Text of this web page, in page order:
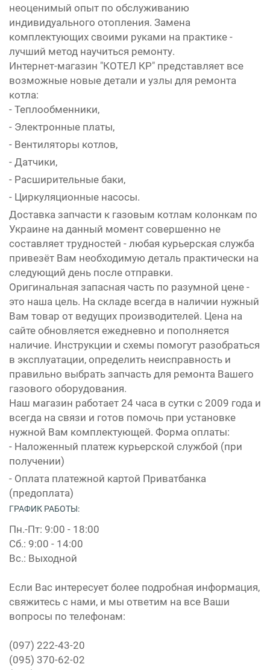
неоценимый опыт по обслуживанию
индивидуального отопления. Замена
комплектующих своими руками на практике -
лучший метод научиться ремонту.
Интернет-магазин "КОТЕЛ КР" представляет все
возможные новые детали и узлы для ремонта
котла:
- Теплообменники,
- Электронные платы,
- Вентиляторы котлов,
- Датчики,
- Расширительные баки,
- Циркуляционные насосы.
Доставка запчасти к газовым котлам колонкам по
Украине на данный момент совершенно не
составляет трудностей - любая курьерская служба
привезёт Вам необходимую деталь практически на
следующий день после отправки.
Оригинальная запасная часть по разумной цене -
это наша цель. На складе всегда в наличии нужный
Вам товар от ведущих производителей. Цена на
сайте обновляется ежедневно и пополняется
наличие. Инструкции и схемы помогут разобраться
в эксплуатации, определить неисправность и
правильно выбрать запчасть для ремонта Вашего
газового оборудования.
Наш магазин работает 24 часа в сутки с 2009 года и
всегда на связи и готов помочь при установке
нужной Вам комплектующей. Форма оплаты:
- Наложенный платеж курьерской службой (при
получении)
- Оплата платежной картой Приватбанка
(предоплата)
ГРАФИК РАБОТЫ:
Пн.-Пт: 9:00 - 18:00
Сб.: 9:00 - 14:00
Вс.: Выходной
Если Вас интересует более подробная информация,
свяжитесь с нами, и мы ответим на все Ваши
вопросы по телефонам:
(097) 222-43-20
(095) 370-62-02